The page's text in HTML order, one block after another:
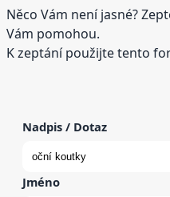
Něco Vám není jasné?
Vám pomohou.
K zeptání použijte tento
Nadpis / Dotaz
Jméno